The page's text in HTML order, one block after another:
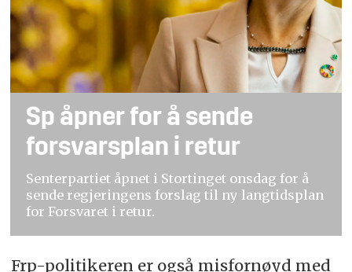
Sp åpner for å sende
forsvarsplan i retur
Senterpartiet åpnet i Stortinget onsdag for å
sende regjeringens forslag til ny langtidsplan
for Forsvaret i retur.
Frp-politikeren er også misfornøyd med